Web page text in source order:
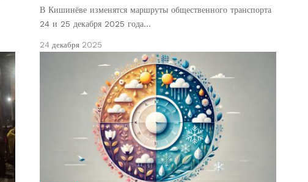
В Кишинёве изменятся маршруты общественного транспорта
24 и 25 декабря 2025 года…
24 декабря 2025